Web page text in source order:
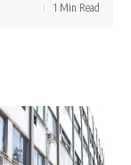
1 Min Read